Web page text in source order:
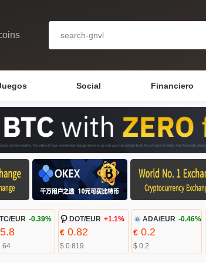
Social Financiero
EUR -0.39% DOT/EUR +1.1%
€0.82
$ 0.819
ADA/EUR -0.46%
€0.2
$ 0.2